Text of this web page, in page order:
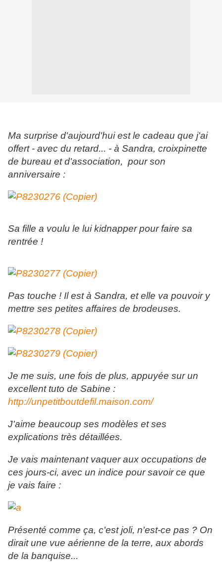
Ma surprise d'aujourd'hui est le cadeau que j'ai
offert - avec du retard... - à Sandra, croixpinette
de bureau et d'association, pour son
anniversaire :
Sa fille a voulu le lui kidnapper pour faire sa
rentrée !
Pas touche ! Il est à Sandra, et elle va pouvoir y
mettre ses petites affaires de brodeuses.
Je me suis, une fois de plus, appuyée sur un
excellent tuto de Sabine :
http://unpetitboutdefil.maison.com/
J'aime beaucoup ses modèles et ses
explications très détaillées.
Je vais maintenant vaquer aux occupations de
ces jours-ci, avec un indice pour savoir ce que
je vais faire :
Présenté comme ça, c'est joli, n'est-ce pas ? On
dirait une vue aérienne de la terre, aux abords
de la banquise...